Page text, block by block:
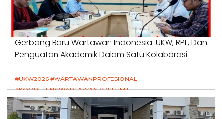
Gerbang Baru Wartawan Indonesia: UKW, RPL, Dan
Penguatan Akademik Dalam Satu Kolaborasi
#UKW2026 #WARTAWANPROFESIONAL
#KOMPETENSIWARTAWAN #RPLUMJ
#PENDIDIKANWARTAWAN #SWINASIONAL #SWIJABAR
1 Agustus 2026